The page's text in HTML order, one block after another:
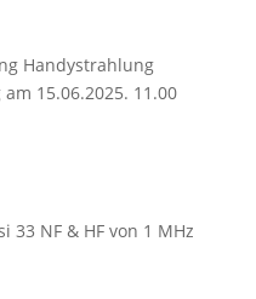
15.06.2025. 11.00
33 NF & HF von 1 MHz